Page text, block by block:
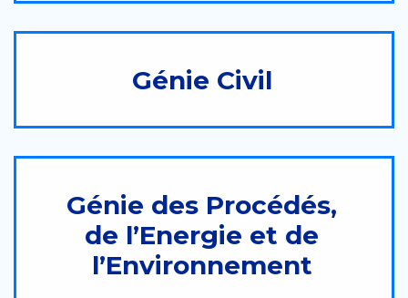
Génie Civil
Génie des Procédés,
de l’Energie et de
l’Environnement